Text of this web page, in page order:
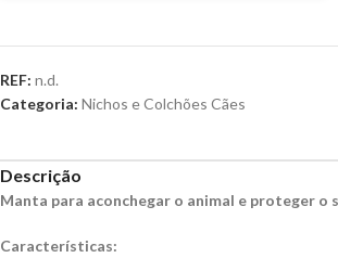
REF: n.d.
Categoria: Nichos e Colchões Cães
Descrição
Manta para aconchegar o animal e proteger o
Características: